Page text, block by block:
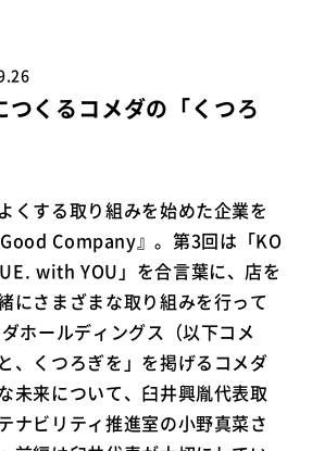
つくるコメダの「くつろ
くする取り組みを始めた企業を
Company』。第3回は「KO
with YOU」を合言葉に、店を
にさまざまな取り組みを行って
ホールディングス（以下コメ
、くつろぎを」を掲げるコメダ
未来について、臼井興胤代表取
ナビリティ推進室の小野真菜さ